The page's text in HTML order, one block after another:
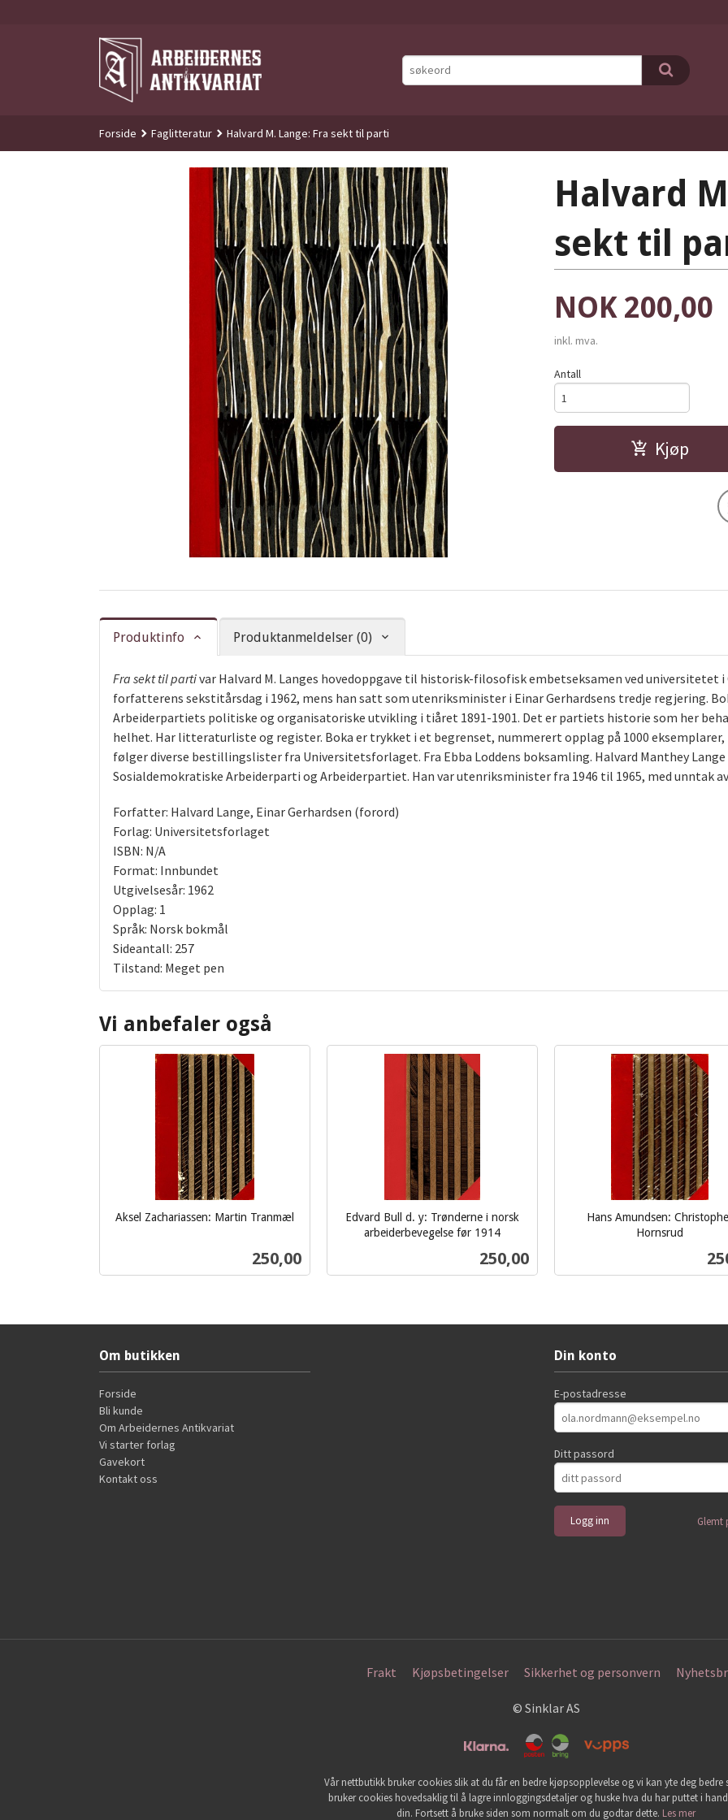
Forside Faglitteratur Halvard M. Lange: Fra sekt til parti
Halvard
sekt til
Pris
NOK 200,00
inkl. mva.
Antall
Kjøp
Produktinfo Produktanmeldelser (0)
Fra sekt til partivar Halvard M. Langes hovedoppgave til historisk-filosofisk embetseksamen ved universitetet i
forfatterens sekstitårsdag i 1962, mens han satt som utenriksminister i Einar Gerhardsens tredje regjering.
Arbeiderpartiets politiske og organisatoriske utvikling i tiåret 1891-1901. Det er partiets historie som her
helhet. Har litteraturliste og register. Boka er trykket i et begrenset, nummerert opplag på 1000 eksemplarer,
følger diverse bestillingslister fra Universitetsforlaget. Fra Ebba Loddens boksamling. Halvard Manthey
Sosialdemokratiske Arbeiderparti og Arbeiderpartiet. Han var utenriksminister fra 1946 til 1965, med unntak
Forfatter: Halvard Lange, Einar Gerhardsen (forord)
Forlag: Universitetsforlaget
ISBN: N/A
Format: Innbundet
Utgivelsesår: 1962
Opplag: 1
Språk: Norsk bokmål
Sideantall: 257
Tilstand: Meget pen
Vi anbefaler også
Aksel Zachariassen: Martin Tranmæl
Pris
250,00
Edvard Bull d. y: Trønderne i norsk
arbeiderbevegelse før 1914
Pris
250,00
Hans Amundsen:
Hornsrud
Om butikken
Forside
Bli kunde
Om Arbeidernes Antikvariat
Vi starter forlag
Gavekort
Kontakt oss
Din konto
E-postadresse
Ditt passord
Glemt
Frakt Kjøpsbetingelser Sikkerhet og personvern
© Sinklar AS
Vår nettbutikk bruker cookies slik at du får en bedre kjøpsopplevelse og vi kan yte deg bedre
bruker cookies hovedsaklig til å lagre innloggingsdetaljer og huske hva du har puttet i
din. Fortsett å bruke siden som normalt om du godtar dette. Les mer